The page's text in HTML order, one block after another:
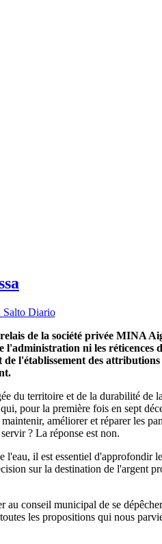
Salto Diario
de la société privée MINA
ni les réticences
l'établissement des
du territoire et de la durabilité
pour la première fois en sept
améliorer et réparer les
? La réponse est non.
il est essentiel d'approfondir
sur la destination de l'argent
conseil municipal de se
les propositions qui nous